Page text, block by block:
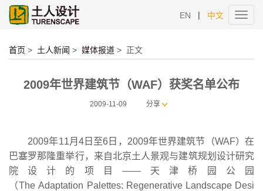
EN | 中文
首页 > 土人新闻 > 媒体报道 > 正文
2009年世界建筑节（WAF）获奖名单公布
2009-11-09 分享
2009年11月4日至6日，2009年世界建筑节（WAF）在
巴塞罗那隆重举行，来自北京土人景观与建筑规划设计研究
院设计的项目——天津桥园公园
（The Adaptation Palettes: Regenerative Landscape Desi